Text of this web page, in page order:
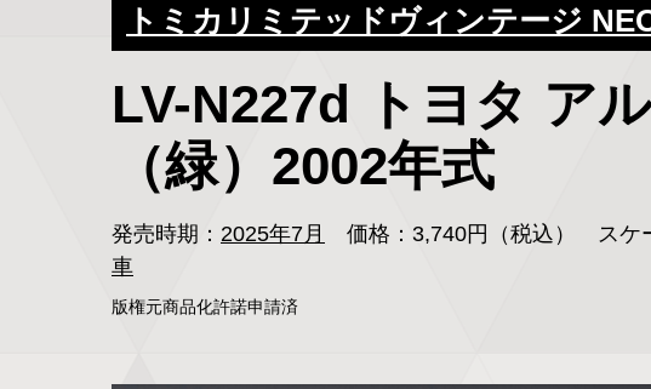
トミカリミテッドヴィンテージ
LV-N227d トヨタ ア
（緑）2002年式
発売時期： 2025年7月 価格：3,740円（税込） スケ
車
版権元商品化許諾申請済